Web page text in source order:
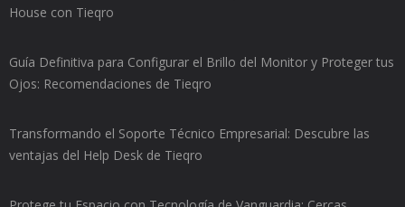
House con Tieqro
Guía Definitiva para Configurar el Brillo del Monitor y Proteger tus
Ojos: Recomendaciones de Tieqro
Transformando el Soporte Técnico Empresarial: Descubre las
ventajas del Help Desk de Tieqro